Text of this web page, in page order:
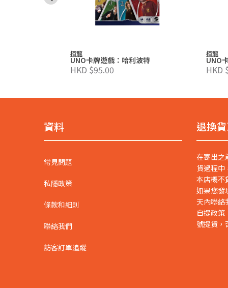
栢龍
UNO卡牌遊戲：哈利波特
HKD $95.00
栢龍
UNO
HKD
資料
常見問題
私隱政策
條款和細則
聯絡我們
訪客訂單追蹤
退換
在寄出之
貨過程中
本店概不
如果您發
天內聯絡
自提政
號提貨，